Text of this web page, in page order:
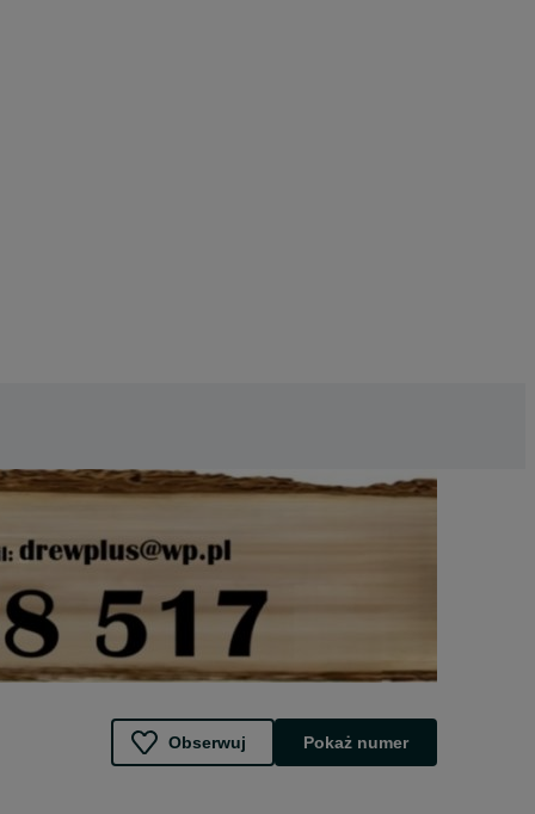
Obserwuj Pokaż numer